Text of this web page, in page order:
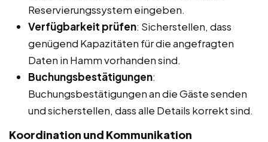
Reservierungssystem eingeben.
Verfügbarkeit prüfen: Sicherstellen, dass
genügend Kapazitäten für die angefragten
Daten in Hamm vorhanden sind.
Buchungsbestätigungen:
Buchungsbestätigungen an die Gäste senden
und sicherstellen, dass alle Details korrekt sind.
Koordination und Kommunikation